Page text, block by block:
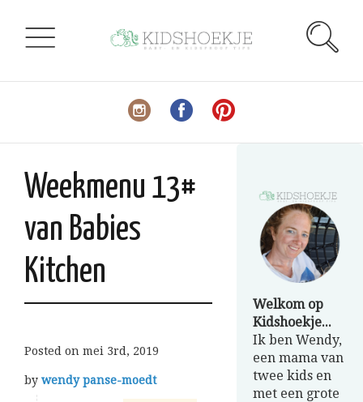
Weekmenu 13#
van Babies
Kitchen
Posted on mei 3rd, 2019
by wendy panse-moedt
Welkom op
Kidshoekje...
Ik ben Wendy,
een mama van
twee kids en
met een grote